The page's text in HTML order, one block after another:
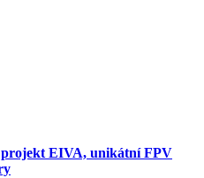
projekt EIVA, unikátní FPV